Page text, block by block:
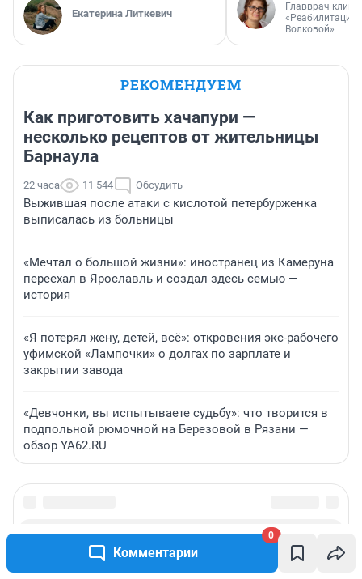
Комментарии
0
Екатерина Литкевич
Главврач
«Реабилитация
Волковой»
РЕКОМЕНДУЕМ
Как приготовить хачапури —
несколько рецептов от жительницы
Барнаула
22 часа 11 544 Обсудить
Выжившая после атаки с кислотой петербурженка
выписалась из больницы
«Мечтал о большой жизни»: иностранец из Камеруна
переехал в Ярославль и создал здесь семью —
история
«Я потерял жену, детей, всё»: откровения экс-рабочего
уфимской «Лампочки» о долгах по зарплате и
закрытии завода
«Девчонки, вы испытываете судьбу»: что творится в
подпольной рюмочной на Березовой в Рязани —
обзор YA62.RU